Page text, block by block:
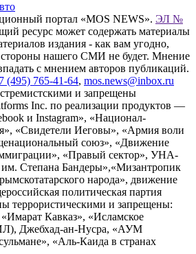
портал «MOS NEWS». ЭЛ №
ресурс может содержать материалы
издания - как вам угодно,
стороны нашего СМИ не будет. Мнение
с мнением авторов публикаций.
(495) 765-41-64, mos.news@inbox.ru
и запрещены
Inc. по реализации продуктов —
и Instagram», «Национал-
«Свидетели Иеговы», «Армия воли
союз», «Движение
«Правый сектор», УНА-
Степана Бандеры»,«Мизантропик
народа», движение
политическая партия
террористическими и запрещены:
Кавказ», «Исламское
Джебхад-ан-Нусра, «АУМ
«Аль-Каида в странах